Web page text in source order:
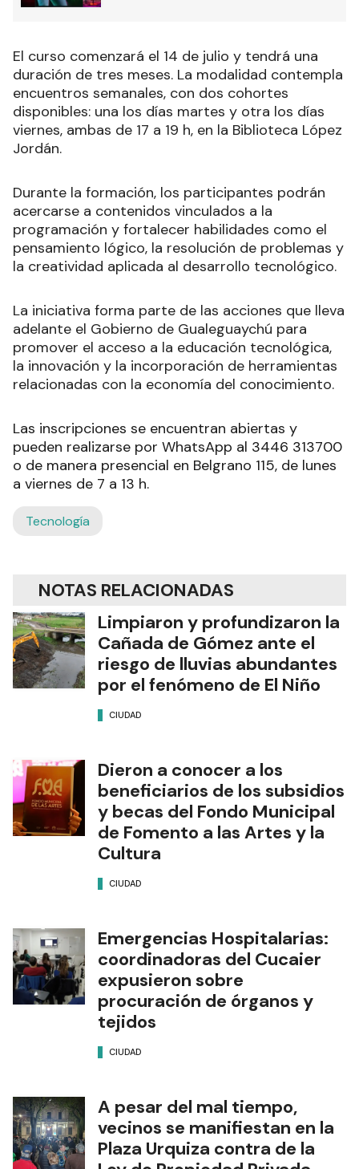
El curso comenzará el 14 de julio y tendrá una
duración de tres meses. La modalidad contempla
encuentros semanales, con dos cohortes
disponibles: una los días martes y otra los días
viernes, ambas de 17 a 19 h, en la Biblioteca López
Jordán.
Durante la formación, los participantes podrán
acercarse a contenidos vinculados a la
programación y fortalecer habilidades como el
pensamiento lógico, la resolución de problemas y
la creatividad aplicada al desarrollo tecnológico.
La iniciativa forma parte de las acciones que lleva
adelante el Gobierno de Gualeguaychú para
promover el acceso a la educación tecnológica,
la innovación y la incorporación de herramientas
relacionadas con la economía del conocimiento.
Las inscripciones se encuentran abiertas y
pueden realizarse por WhatsApp al 3446 313700
o de manera presencial en Belgrano 115, de lunes
a viernes de 7 a 13 h.
Tecnología
NOTAS RELACIONADAS
Limpiaron y profundizaron la
Cañada de Gómez ante el
riesgo de lluvias abundantes
por el fenómeno de El Niño
CIUDAD
Dieron a conocer a los
beneficiarios de los subsidios
y becas del Fondo Municipal
de Fomento a las Artes y la
Cultura
CIUDAD
Emergencias Hospitalarias:
coordinadoras del Cucaier
expusieron sobre
procuración de órganos y
tejidos
CIUDAD
A pesar del mal tiempo,
vecinos se manifiestan en la
Plaza Urquiza contra de la